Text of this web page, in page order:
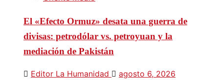
El «Efecto Ormuz» desata una guerra de
divisas: petrodólar vs. petroyuan y la
mediación de Pakistán
Editor La Humanidad agosto 6, 2026